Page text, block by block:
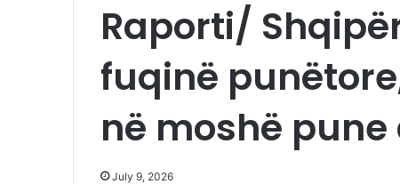
Raporti/
fuqinë
në moshë
July 9, 2026